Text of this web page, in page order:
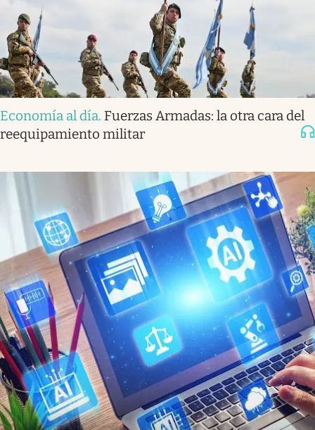
Economía al día. Fuerzas Armadas: la otra cara del
reequipamiento militar